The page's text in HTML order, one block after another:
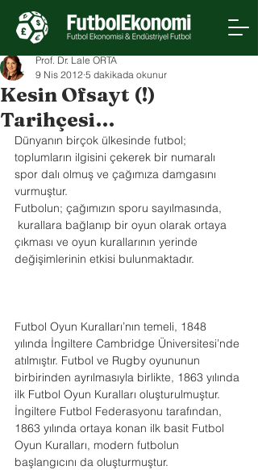
Kesin Ofsayt (!)
Tarihçesi…
Prof. Dr. Lale ORTA
9 Nis 2012 5 dakikada okunur
Dünyanın birçok ülkesinde futbol;
toplumların ilgisini çekerek bir numaralı
spor dalı olmuş ve çağımıza damgasını
vurmuştur.
Futbolun; çağımızın sporu sayılmasında,
kurallara bağlanıp bir oyun olarak ortaya
çıkması ve oyun kurallarının yerinde
değişimlerinin etkisi bulunmaktadır.
Futbol Oyun Kuralları’nın temeli, 1848
yılında İngiltere Cambridge Üniversitesi’nde
atılmıştır. Futbol ve Rugby oyununun
birbirinden ayrılmasıyla birlikte, 1863 yılında
ilk Futbol Oyun Kuralları oluşturulmuştur.
İngiltere Futbol Federasyonu tarafından,
1863 yılında ortaya konan ilk basit Futbol
Oyun Kuralları, modern futbolun
başlangıcını da oluşturmuştur.